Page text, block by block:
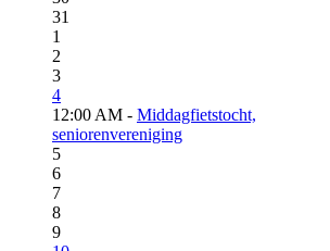
31
1
2
3
4
12:00 AM - Middagfietstocht,
seniorenvereniging
5
6
7
8
9